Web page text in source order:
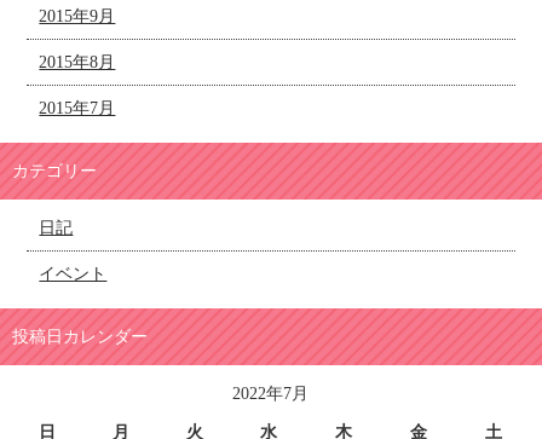
2015年9月
2015年8月
2015年7月
カテゴリー
日記
イベント
投稿日カレンダー
2022年7月
日 月 火 水 木 金 土